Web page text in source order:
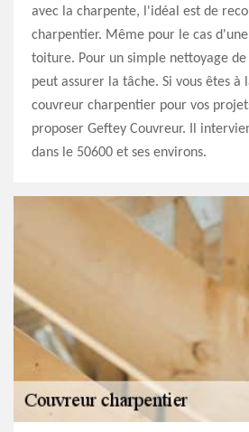
avec la charpente, l'idéal est de
charpentier. Même pour le cas
toiture. Pour un simple nettoyage
peut assurer la tâche. Si vous êtes à
couvreur charpentier pour vos
proposer Geftey Couvreur. Il
dans le 50600 et ses environs.